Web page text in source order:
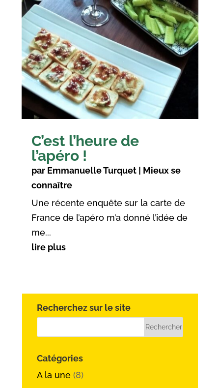
C’est l’heure de
l’apéro !
par Emmanuelle Turquet| Mieux se
connaître
Une récente enquête sur la carte de
France de l’apéro m’a donné l’idée de
me...
lire plus
Recherchez sur le site
Catégories
A la une(8)